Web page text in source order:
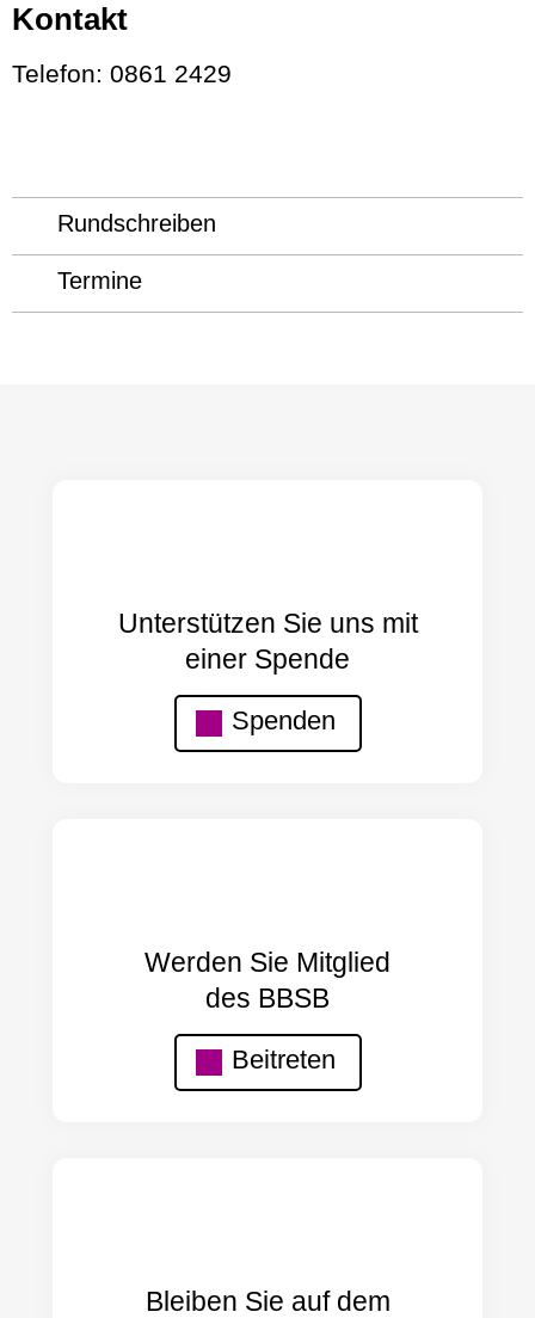
Kontakt
Telefon: 0861 2429
Rundschreiben
Termine
Unterstützen Sie uns mit
einer Spende
Spenden
Werden Sie Mitglied
des BBSB
Beitreten
Bleiben Sie auf dem